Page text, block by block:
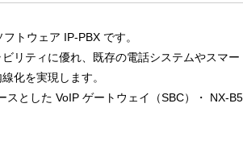
トウェア IP-PBX です。
リティに優れ、既存の電話システムやスマ
化を実現します。
とした VoIP ゲートウェイ（SBC）・ NX-